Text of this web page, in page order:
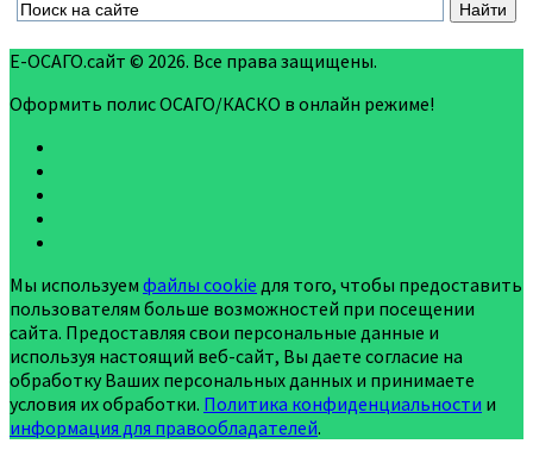
Е-ОСАГО.сайт © 2026. Все права защищены.
Оформить полис ОСАГО/КАСКО в онлайн режиме!
Мы используем файлы cookie для того, чтобы предоставить
пользователям больше возможностей при посещении
сайта. Предоставляя свои персональные данные и
используя настоящий веб-сайт, Вы даете согласие на
обработку Ваших персональных данных и принимаете
условия их обработки. Политика конфиденциальности и
информация для правообладателей.